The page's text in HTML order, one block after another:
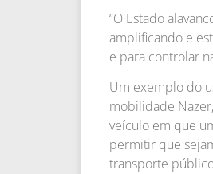
“O Estado
amplificando e
e para controlar
Um exemplo do
mobilidade
veículo em que
permitir que
transporte